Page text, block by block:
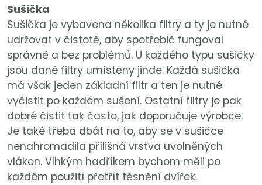
Sušička
Sušička je vybavena několika filtry a ty je nutné
udržovat v čistotě, aby spotřebič fungoval
správně a bez problémů. U každého typu sušičky
jsou dané filtry umístěny jinde. Každá sušička
má však jeden základní filtr a ten je nutné
vyčistit po každém sušení. Ostatní filtry je pak
dobré čistit tak často, jak doporučuje výrobce.
Je také třeba dbát na to, aby se v sušičce
nenahromadila přílišná vrstva uvolněných
vláken. Vlhkým hadříkem bychom měli po
každém použití přetřít těsnění dvířek.